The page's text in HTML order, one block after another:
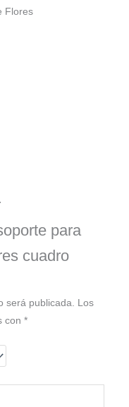
Flores
para
cuadro
será publicada. Los
con *